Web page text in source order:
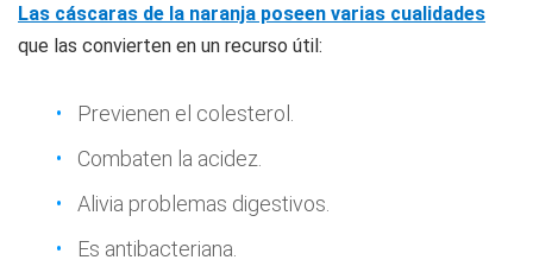
Las cáscaras de la naranja poseen varias cualidades
que las convierten en un recurso útil:
Previenen el colesterol.
Combaten la acidez.
Alivia problemas digestivos.
Es antibacteriana.